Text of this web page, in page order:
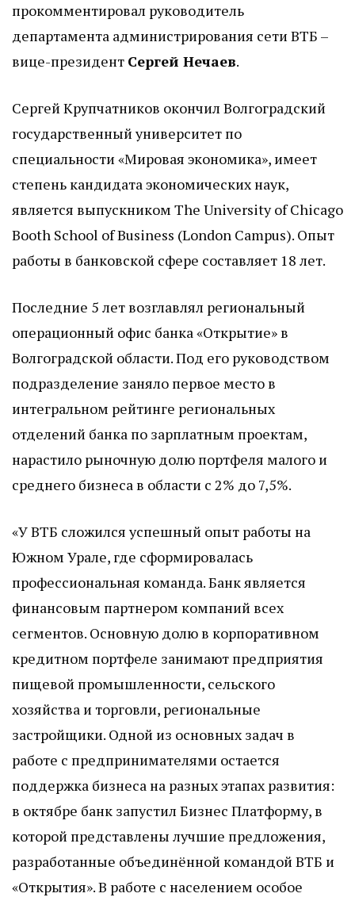
прокомментировал руководитель
департамента администрирования сети ВТБ –
вице-президент Сергей Нечаев.
Сергей Крупчатников окончил Волгоградский
государственный университет по
специальности «Мировая экономика», имеет
степень кандидата экономических наук,
является выпускником The University of Chicago
Booth School of Business (London Campus). Опыт
работы в банковской сфере составляет 18 лет.
Последние 5 лет возглавлял региональный
операционный офис банка «Открытие» в
Волгоградской области. Под его руководством
подразделение заняло первое место в
интегральном рейтинге региональных
отделений банка по зарплатным проектам,
нарастило рыночную долю портфеля малого и
среднего бизнеса в области с 2% до 7,5%.
«У ВТБ сложился успешный опыт работы на
Южном Урале, где сформировалась
профессиональная команда. Банк является
финансовым партнером компаний всех
сегментов. Основную долю в корпоративном
кредитном портфеле занимают предприятия
пищевой промышленности, сельского
хозяйства и торговли, региональные
застройщики. Одной из основных задач в
работе с предпринимателями остается
поддержка бизнеса на разных этапах развития:
в октябре банк запустил Бизнес Платформу, в
которой представлены лучшие предложения,
разработанные объединённой командой ВТБ и
«Открытия». В работе с населением особое